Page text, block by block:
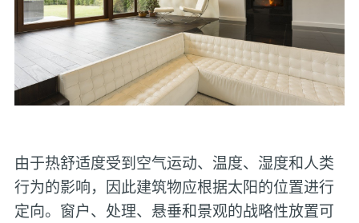
由于热舒适度受到空气运动、温度、湿度和人类
行为的影响，因此建筑物应根据太阳的位置进行
定向。窗户、处理、悬垂和景观的战略性放置可